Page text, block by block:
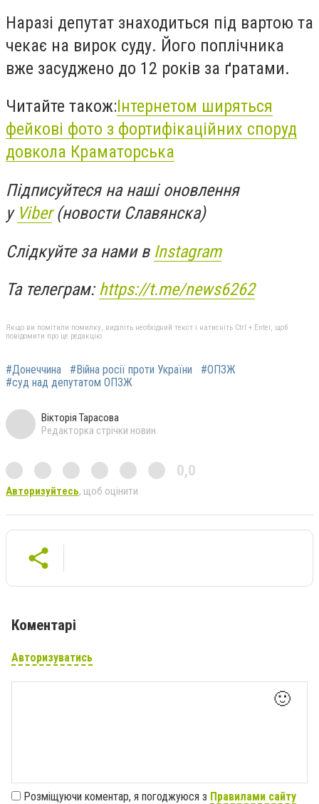
Наразі депутат знаходиться під вартою та
чекає на вирок суду. Його поплічника
вже засуджено до 12 років за ґратами.
Читайте також:Інтернетом ширяться
фейкові фото з фортифікаційних споруд
довкола Краматорська
Підписуйтеся на наші оновлення
у Viber(новости Славянска)
Слідкуйте за нами в Instagram
Та телеграм:https://t.me/news6262
Якщо ви помітили помилку, виділіть необхідний текст і натисніть Ctrl + Enter, щоб
повідомити про це редакцію
#Донеччина #Війна росії проти України
#ОПЗЖ
#суд над депутатом ОПЗЖ
Вікторія Тарасова
Редакторка стрічки новин
0,0
Авторизуйтесь, щоб оцінити
Коментарі
Авторизуватись
🙂
Розміщуючи коментар, я погоджуюся з Правилами сайту